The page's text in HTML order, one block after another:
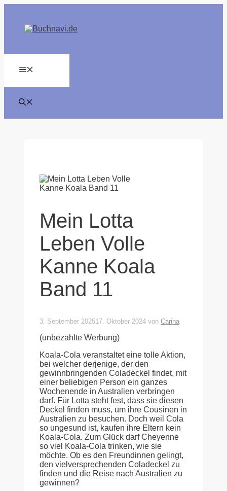
springen
Mein Lotta
Leben Volle
Kanne Koala
Band 11
3. September 202517. Oktober 2024 von Carina
(unbezahlte Werbung)
Koala-Cola veranstaltet eine tolle Aktion,
bei welcher derjenige, der den
gewinnbringenden Coladeckel findet, mit
einer beliebigen Person ein ganzes
Wochenende in Australien verbringen
darf. Für Lotta steht fest, dass sie diesen
Deckel finden muss, um ihre Cousinen in
Australien zu besuchen. Doch weil Cola
so ungesund ist, kaufen ihre Eltern kein
Koala-Cola. Zum Glück darf Cheyenne
so viel Koala-Cola trinken, wie sie
möchte. Ob es den Freundinnen gelingt,
den vielversprechenden Coladeckel zu
finden und die Reise nach Australien zu
gewinnen?